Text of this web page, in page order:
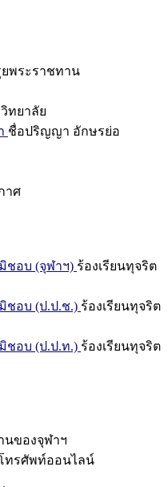
ยพระราชทาน
ทยาลัย
ชื่อปริญญา อักษรย่อ
าศ
ชอบ (จุฬาฯ) ร้องเรียนทุจริต
ชอบ (ป.ป.ช.) ร้องเรียนทุจริต
ชอบ (ป.ป.ท.) ร้องเรียนทุจริต
นของจุฬาฯ
ทรศัพท์ออนไลน์